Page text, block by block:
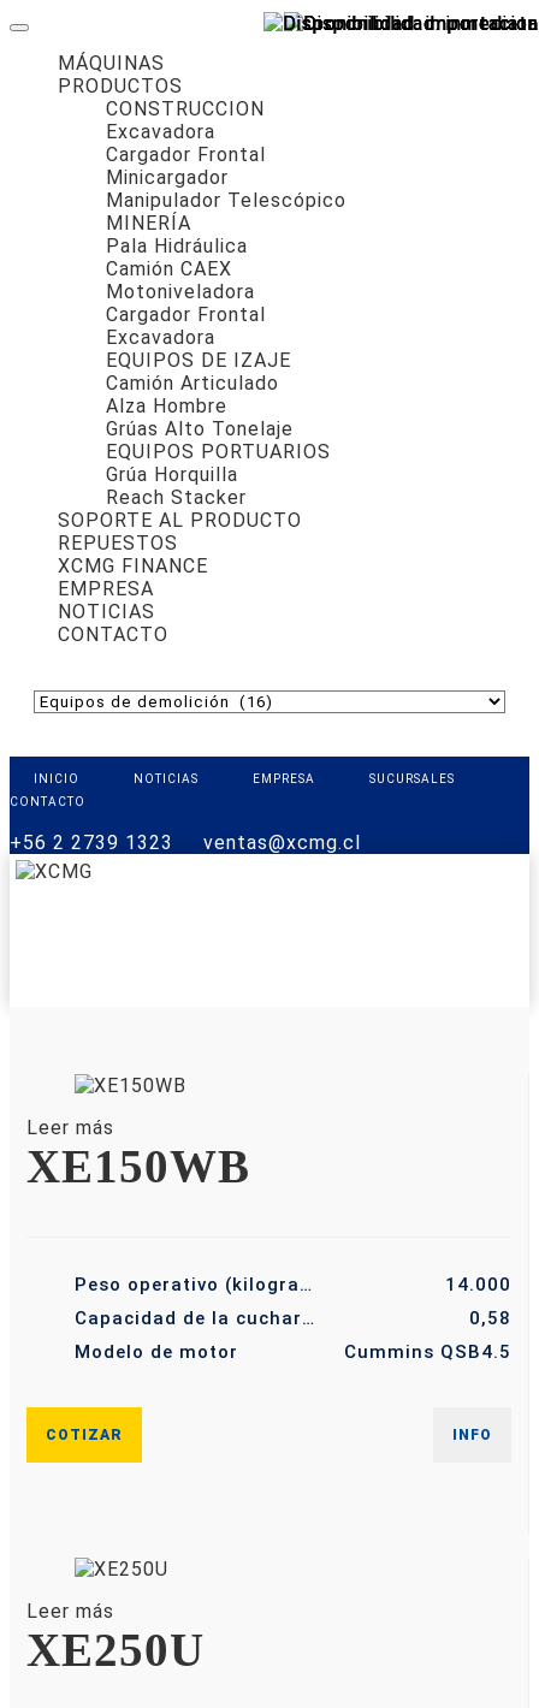
MÁQUINAS
PRODUCTOS
CONSTRUCCION
Excavadora
Cargador Frontal
Minicargador
Manipulador Telescópico
MINERÍA
Pala Hidráulica
Camión CAEX
Motoniveladora
Cargador Frontal
Excavadora
EQUIPOS DE IZAJE
Camión Articulado
Alza Hombre
Grúas Alto Tonelaje
EQUIPOS PORTUARIOS
Grúa Horquilla
Reach Stacker
SOPORTE AL PRODUCTO
REPUESTOS
XCMG FINANCE
EMPRESA
NOTICIAS
CONTACTO
INICIO NOTICIAS EMPRESA
SUCURSALES
CONTACTO
+56 2 2739 1323 ventas@xcmg.cl
Leer más
XE150WB
Peso operativo (kilogramo)
14.000
Capacidad de la cuchara (m³)
0,58
Modelo de motor
Cummins QSB4.5
COTIZAR INFO
Leer más
XE250U